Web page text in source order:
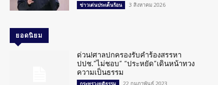
ข่าวเด่นประเด็นร้อน 3 สิงหาคม 2026
ยอดนิยม
ด่วน!ศาลปกครองรับคำร้องสรรหา
ปปช.”ไม่ชอบ” “ประหยัด”เดินหน้าทวง
ความเป็นธรรม
กระทรวงยุติธรรม 22 กุมภาพันธ์ 2023